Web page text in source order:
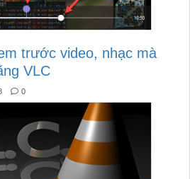
trước video, nhạc mà
VLC
0